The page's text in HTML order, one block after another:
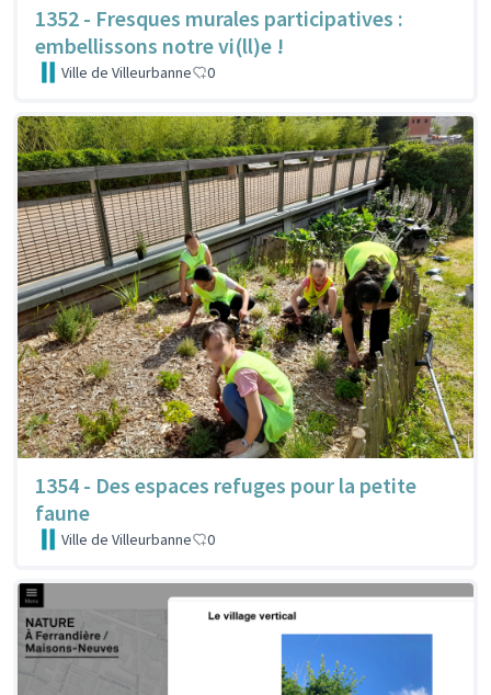
1352 - Fresques murales participatives :
embellissons notre vi(ll)e !
Ville de Villeurbanne 0
1354 - Des espaces refuges pour la petite
faune
Ville de Villeurbanne 0